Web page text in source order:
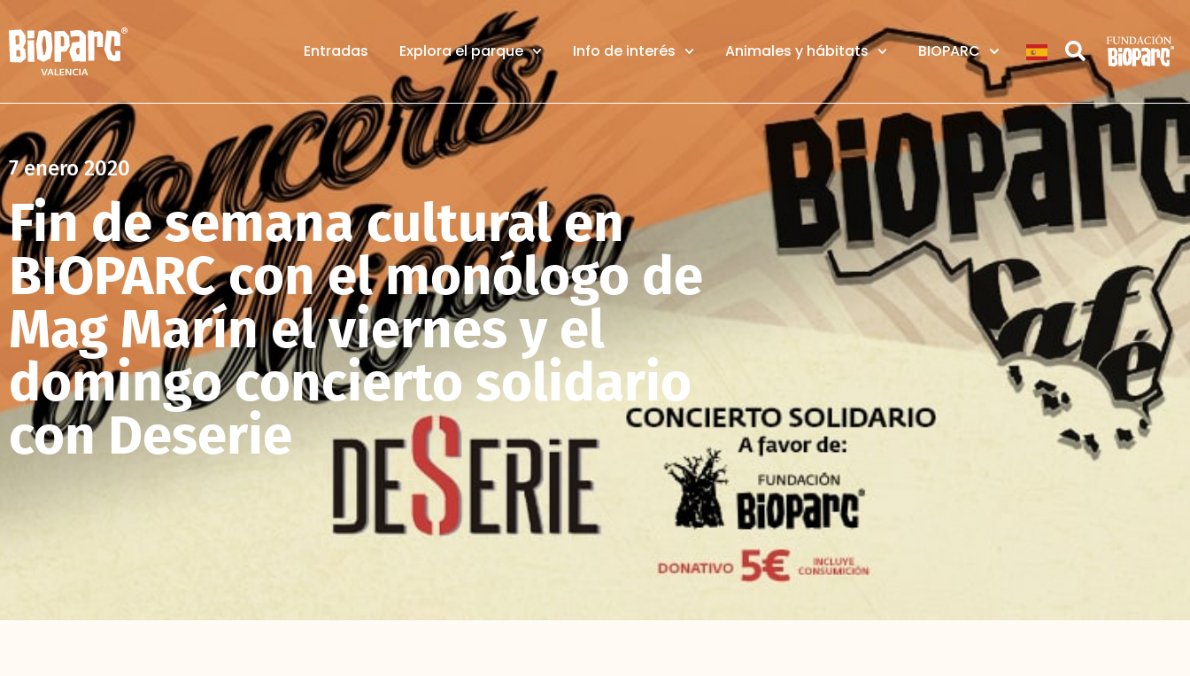
Entradas Explora el parque Info de interés Animales y hábitats BIOPARC
7 enero 2020
Fin de semana cultural en
BIOPARC con el monólogo de
Mag Marín el viernes y el
domingo concierto solidario
con Deserie